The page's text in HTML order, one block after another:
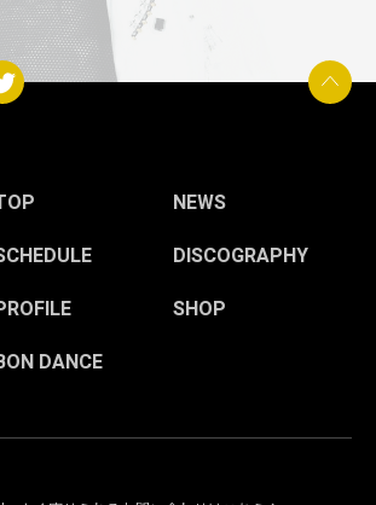
NEWS
DISCOGRAPHY
SHOP
DANCE